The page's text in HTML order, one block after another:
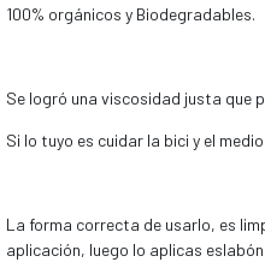
100% orgánicos y Biodegradables.
Se logró una viscosidad justa que
Si lo tuyo es cuidar la bici y el
La forma correcta de usarlo, es
aplicación, luego lo aplicas